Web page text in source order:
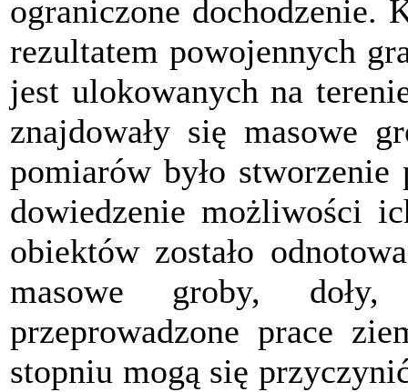
ograniczone dochodzenie.
rezultatem powojennych
jest ulokowanych na
znajdowały się masowe
pomiarów było
dowiedzenie możliwości
obiektów zostało
masowe groby,
przeprowadzone prace
stopniu mogą się